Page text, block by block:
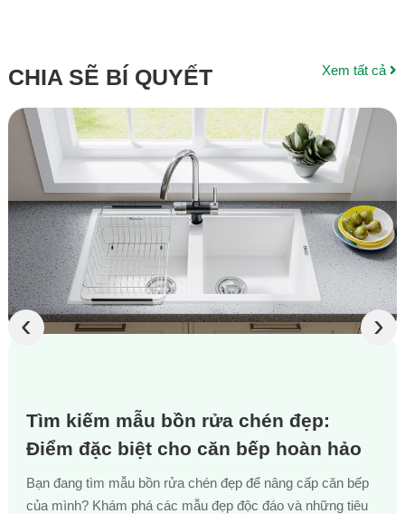
CHIA SẼ BÍ QUYẾT Xem tất cả
Tìm kiếm mẫu bồn rửa chén đẹp:
Điểm đặc biệt cho căn bếp hoàn hảo
Bạn đang tìm mẫu bồn rửa chén đẹp để nâng cấp căn bếp
của mình? Khám phá các mẫu đẹp độc đáo và những tiêu
‹ ›